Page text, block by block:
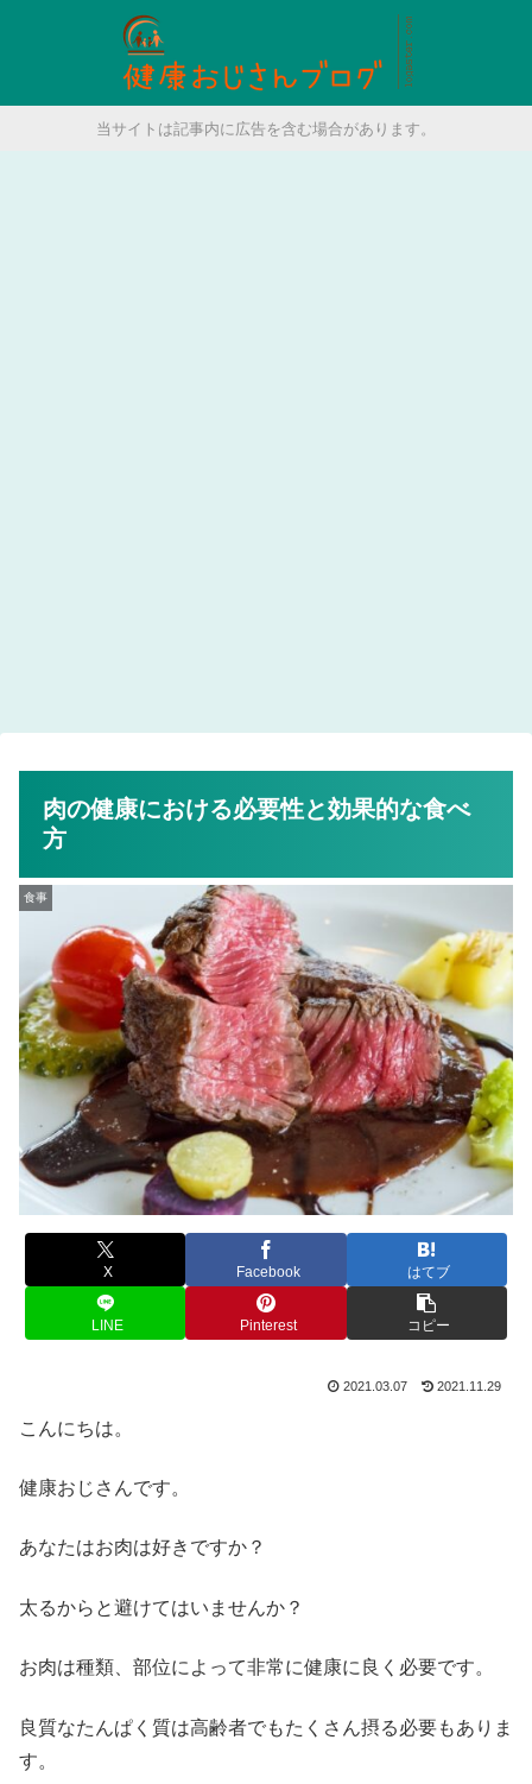
当サイトは記事内に広告を含む場合があります。
肉の健康における必要性と効果的な食べ
方
食事
X Facebook はてブ
LINE Pinterest コピー
2021.03.07 2021.11.29
こんにちは。
健康おじさんです。
あなたはお肉は好きですか？
太るからと避けてはいませんか？
お肉は種類、部位によって非常に健康に良く必要です。
良質なたんぱく質は高齢者でもたくさん摂る必要もありま
す。